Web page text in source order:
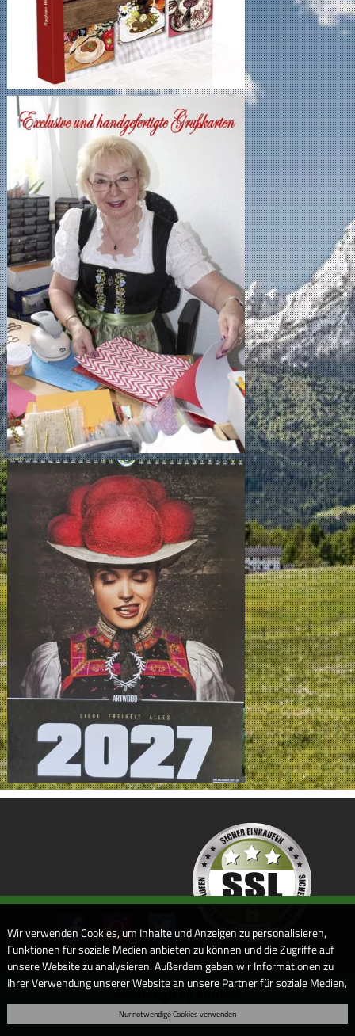
Webdesign by ARANES
Wir verwenden Cookies, um Inhalte und Anzeigen zu personalisieren,
Funktionen für soziale Medien anbieten zu können und die Zugriffe auf
unsere Website zu analysieren. Außerdem geben wir Informationen zu
Ihrer Verwendung unserer Website an unsere Partner für soziale Medien,
Informationen möglicherweise mit weiteren Daten zusammen, die Sie
Nur notwendige Cookies verwenden